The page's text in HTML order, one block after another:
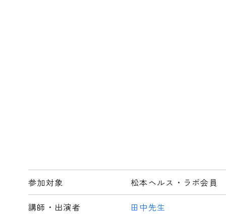
参加対象 松本ヘルス・ラボ会員
講師・出演者 田中先生